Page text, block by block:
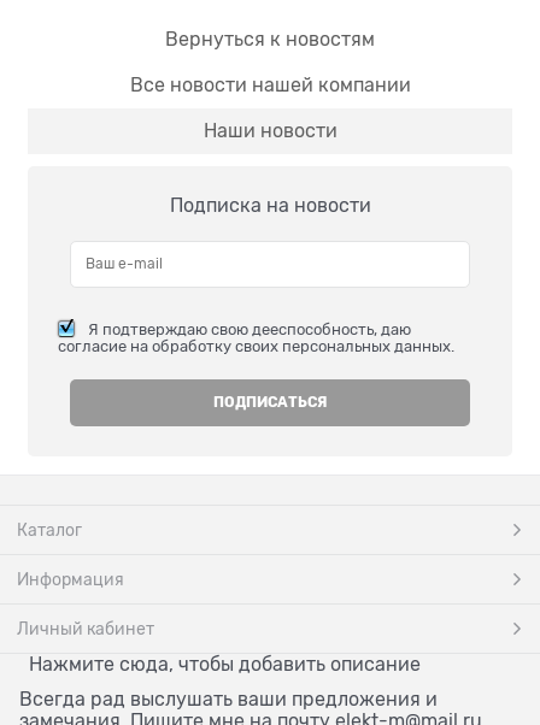
Вернуться к новостям
Все новости нашей компании
Наши новости
Подписка на новости
Я подтверждаю свою дееспособность, даю
согласие на обработку своих персональных данных.
Каталог
Информация
Личный кабинет
Нажмите сюда, чтобы добавить описание
Всегда рад выслушать ваши предложения и